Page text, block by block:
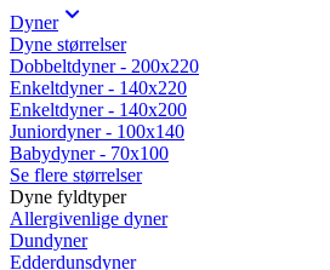
Dyner
Dyne størrelser
Dobbeltdyner - 200x220
Enkeltdyner - 140x220
Enkeltdyner - 140x200
Juniordyner - 100x140
Babydyner - 70x100
Se flere størrelser
Dyne fyldtyper
Allergivenlige dyner
Dundyner
Edderdunsdyner